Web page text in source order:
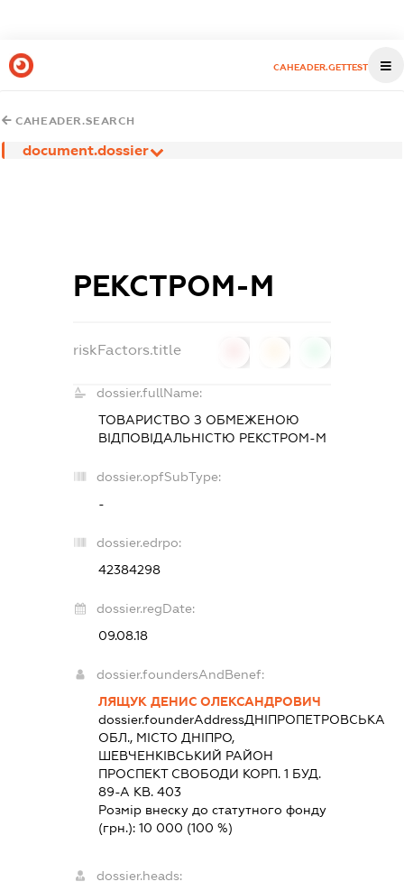
CAHEADER.GETTEST
CAHEADER.SEARCH
document.dossier
РЕКСТРОМ-М
riskFactors.title
dossier.fullName:
ТОВАРИСТВО З ОБМЕЖЕНОЮ
ВІДПОВІДАЛЬНІСТЮ РЕКСТРОМ-М
dossier.opfSubType:
-
dossier.edrpo:
42384298
dossier.regDate:
09.08.18
dossier.foundersAndBenef:
ЛЯЩУК ДЕНИС ОЛЕКСАНДРОВИЧ
dossier.founderAddressДНІПРОПЕТРОВСЬКА
ОБЛ., МІСТО ДНІПРО,
ШЕВЧЕНКІВСЬКИЙ РАЙОН
ПРОСПЕКТ СВОБОДИ КОРП. 1 БУД.
89-А КВ. 403
Розмір внеску до статутного фонду
(грн.):10 000 (100 %)
dossier.heads: